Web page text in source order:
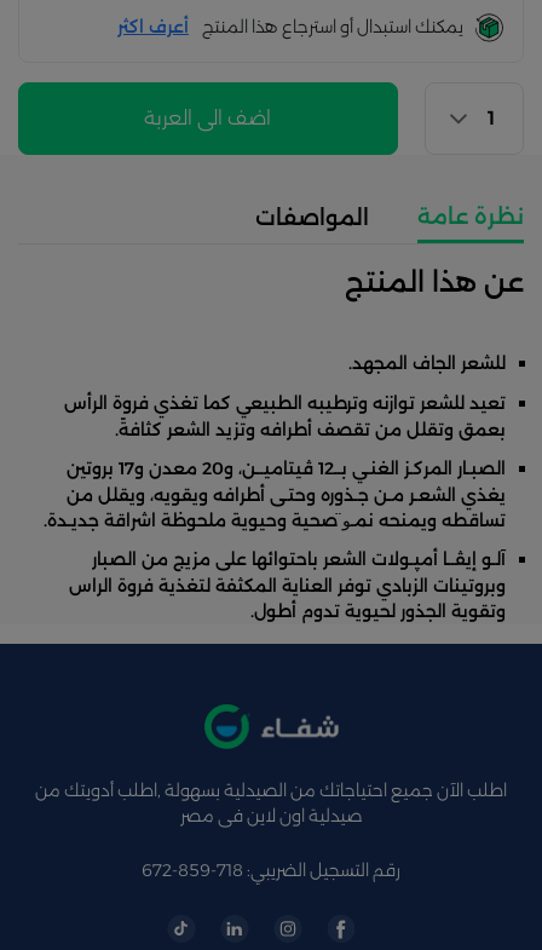
يمكنك استبدال أو استرجاع هذا المنتج أعرف اكثر
اضف الى العربة
نظرة عامة المواصفات
عن هذا المنتج
للشعر الجاف المجهد.
تعيد للشعر توازنه وترطيبه الطبيعي كما تغذي فروة الرأس
بعمق وتقلل من تقصف أطرافه وتزيد الشعر كثافةً.
الصبـار المركـز الغنـي بــ12 ڤيتاميــن، و20 معدن و17 بروتين
يغذي الشعـر مـن جـذوره وحتـى أطرافه ويقويه، ويقلل من
تساقطه ويمنحه نمـو̈ صحية وحيوية ملحوظة اشراقة جديـدة.
آلـو إيڤــا أمپـولات الشعر باحتوائها على مزيج من الصبار
وبروتينات الزبادي توفر العناية المكثفة لتغذية فروة الراس
وتقوية الجذور لحيوية تدوم أطول.
اطلب الآن جميع احتياجاتك من الصيدلية بسهولة ,اطلب أدويتك من
صيدلية اون لاين فى مصر
رقم التسجيل الضريبي: 718-859-672